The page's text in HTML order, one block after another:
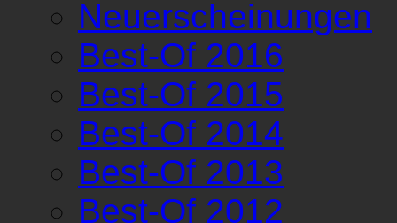
Neuerscheinungen
Best-Of 2016
Best-Of 2015
Best-Of 2014
Best-Of 2013
Best-Of 2012